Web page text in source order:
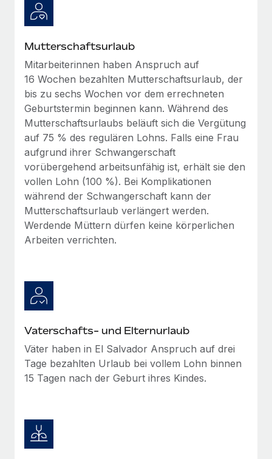
Mehr erfahren
Mutterschaftsurlaub
Mitarbeiterinnen haben Anspruch auf
16 Wochen bezahlten Mutterschaftsurlaub, der
bis zu sechs Wochen vor dem errechneten
Geburtstermin beginnen kann. Während des
Mutterschaftsurlaubs beläuft sich die Vergütung
auf 75 % des regulären Lohns. Falls eine Frau
aufgrund ihrer Schwangerschaft
vorübergehend arbeitsunfähig ist, erhält sie den
vollen Lohn (100 %). Bei Komplikationen
während der Schwangerschaft kann der
Mutterschaftsurlaub verlängert werden.
Werdende Müttern dürfen keine körperlichen
Arbeiten verrichten.
Vaterschafts- und Elternurlaub
Väter haben in El Salvador Anspruch auf drei
Tage bezahlten Urlaub bei vollem Lohn binnen
15 Tagen nach der Geburt ihres Kindes.